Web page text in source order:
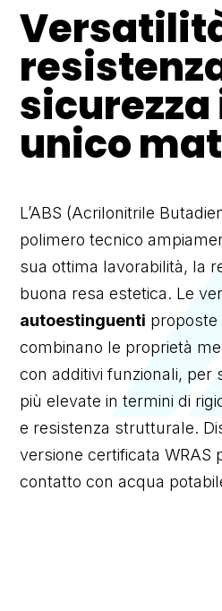
sicurezza
unico
L’ABS (Acrilonitrile
polimero tecnico
sua ottima lavorabilità, la
buona resa estetica. Le
autoestinguenti proposte
combinano le proprietà
con additivi funzionali, per
più elevate in termini di
e resistenza strutturale.
versione certificata WRAS
contatto con acqua